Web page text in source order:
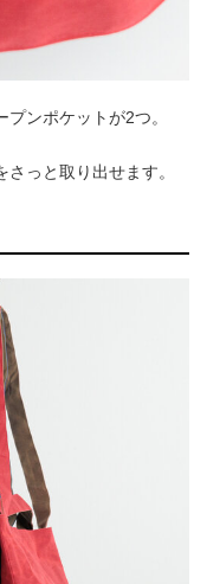
ンポケットが2つ。
っと取り出せます。